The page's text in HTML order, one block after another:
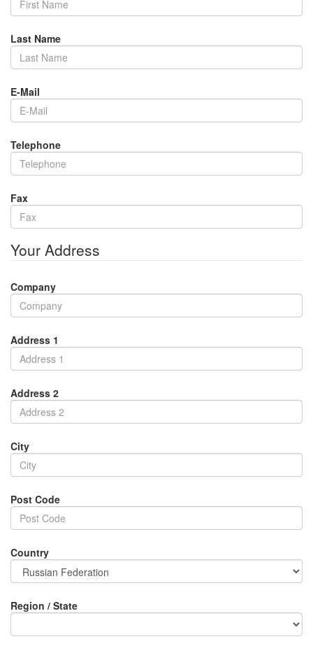
Last Name
E-Mail
Telephone
Fax
Your Address
Company
Address 1
Address 2
City
Post Code
Country
Region / State